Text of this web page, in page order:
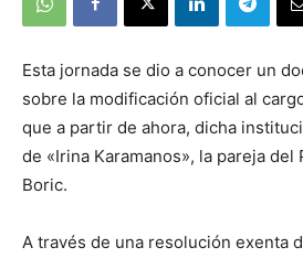
Esta jornada se dio a conocer un
sobre la modificación oficial al
que a partir de ahora, dicha
de «Irina Karamanos», la pareja
Boric.
A través de una resolución exenta